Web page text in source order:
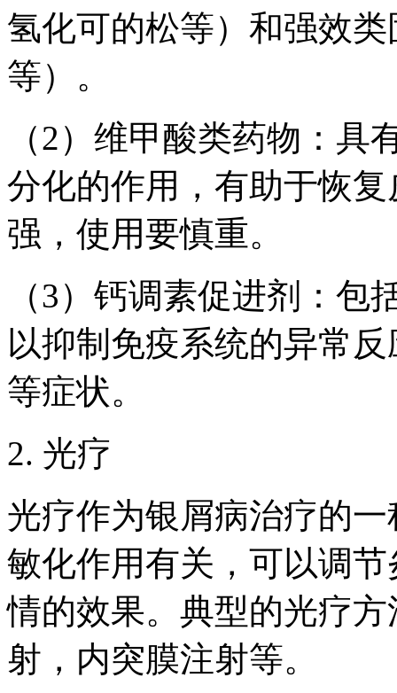
氢化可的松等）和强效
等）。
（2）维甲酸类药物：
分化的作用，有助于恢
强，使用要慎重。
（3）钙调素促进剂：
以抑制免疫系统的异常
等症状。
2. 光疗
光疗作为银屑病治疗的
敏化作用有关，可以调
情的效果。典型的光疗
射，内突膜注射等。